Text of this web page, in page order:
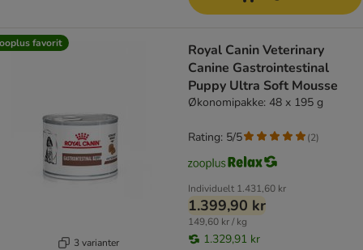
favorit
3 varianter
Royal Canin Veterinary
Canine Gastrointestinal
Puppy Ultra Soft Mousse
Økonomipakke: 48 x 195 g
Individuelt 1.431,60 kr
1.399,90 kr
149,60 kr / kg
1.329,91 kr
Rating: 5/5 (2)